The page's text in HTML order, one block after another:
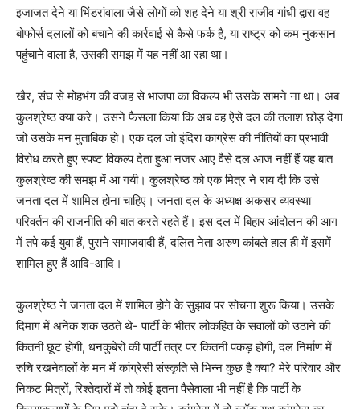
इजाजत देने या भिंडरांवाला जैसे लोगों को शह देने या श्री राजीव गांधी द्वारा वह
बोफोर्स दलालों को बचाने की कार्रवाई से कैसे फर्क है, या राष्ट्र को कम नुकसान
पहुंचाने वाला है, उसकी समझ में यह नहीं आ रहा था।
खैर, संघ से मोहभंग की वजह से भाजपा का विकल्प भी उसके सामने ना था। अब
कुलश्रेष्ठ क्या करे। उसने फैसला किया कि अब वह ऐसे दल की तलाश छोड़ देगा
जो उसके मन मुताबिक हो। एक दल जो इंदिरा कांग्रेस की नीतियों का प्रभावी
विरोध करते हुए स्पष्ट विकल्प देता हुआ नजर आए वैसे दल आज नहीं हैं यह बात
कुलश्रेष्ठ की समझ में आ गयी। कुलश्रेष्ठ को एक मित्र ने राय दी कि उसे
जनता दल में शामिल होना चाहिए। जनता दल के अध्यक्ष अकसर व्यवस्था
परिवर्तन की राजनीति की बात करते रहते हैं। इस दल में बिहार आंदोलन की आग
में तपे कई युवा हैं, पुराने समाजवादी हैं, दलित नेता अरुण कांबले हाल ही में इसमें
शामिल हुए हैं आदि-आदि।
कुलश्रेष्ठ ने जनता दल में शामिल होने के सुझाव पर सोचना शुरू किया। उसके
दिमाग में अनेक शक उठते थे- पार्टी के भीतर लोकहित के सवालों को उठाने की
कितनी छूट होगी, धनकुबेरों की पार्टी तंत्र पर कितनी पकड़ होगी, दल निर्माण में
रुचि रखनेवालों के मन में कांग्रेसी संस्कृति से भिन्न कुछ है क्या? मेरे परिवार और
निकट मित्रों, रिश्तेदारों में तो कोई इतना पैसेवाला भी नहीं है कि पार्टी के